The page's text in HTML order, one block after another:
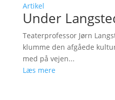
Artikel
Under
Teaterprofessor Jørn
klumme den afgåede
med på vejen...
Læs mere